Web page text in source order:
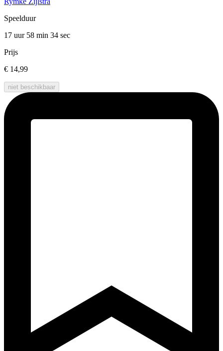
Speelduur
17 uur 58 min 34 sec
Prijs
€ 14,99
niet beschikbaar